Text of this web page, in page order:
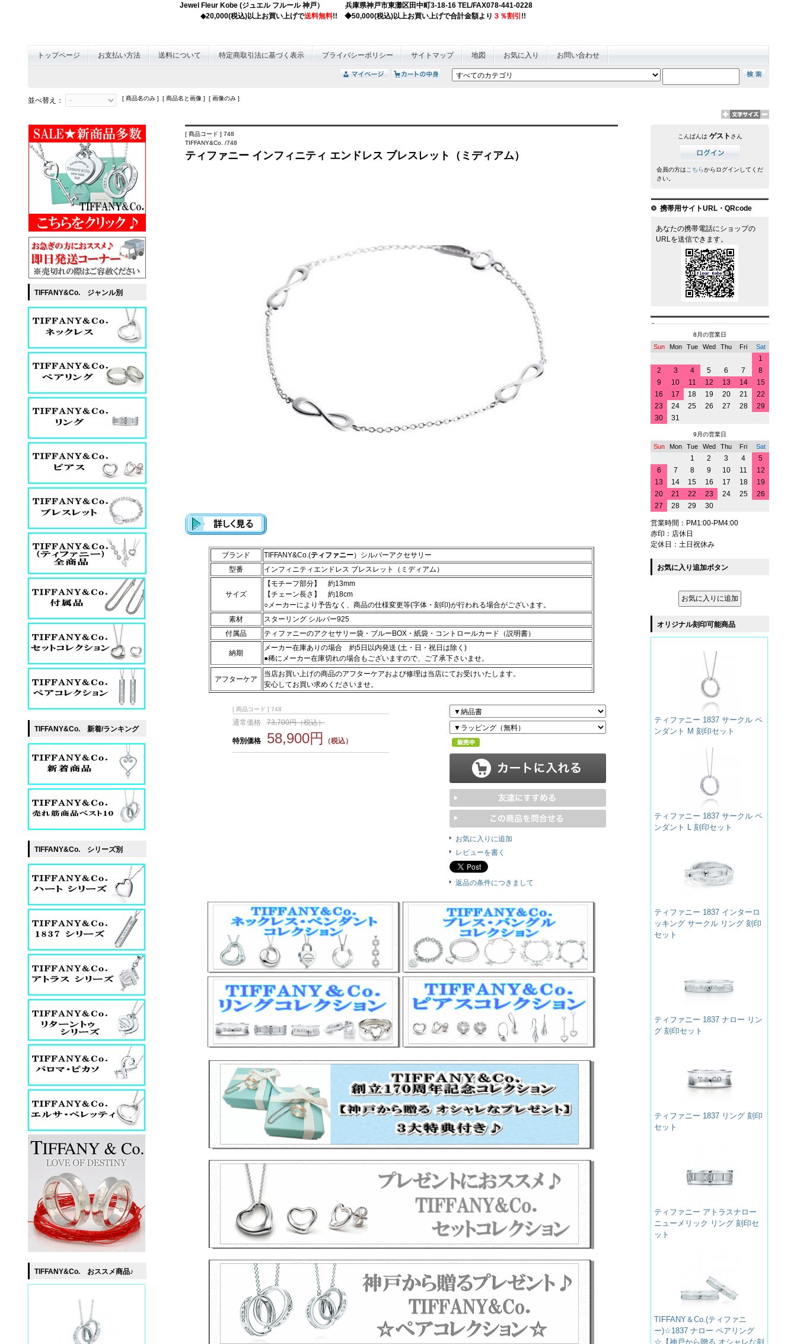
Jewel Fleur Kobe (ジュエル フルール 神戸） 兵庫県神戸市東灘区田中町3-18-16 TEL/FAX078-441-0228
◆20,000(税込)以上お買い上げで送料無料!! ◆50,000(税込)以上お買い上げで合計金額より ３％割引 !!
トップページ お支払い方法 送料について 特定商取引法に基づく表示 プライバシーポリシー サイトマップ 地図 お気に入り お問い合わせ
並べ替え： [ 商品名のみ ] [ 商品名と画像 ] [ 画像のみ ]
[ 商品コード ] 748
TIFFANY&Co. /748
ティファニー インフィニティ エンドレス ブレスレット（ミディアム）
ブランド TIFFANY&Co.(ティファニー）シルバーアクセサリー
型番
インフィニティエンドレス ブレスレット（ミディアム）
サイズ
【モチーフ部分】 約13mm
【チェーン長さ】 約18cm
○メーカーにより予告なく、商品の仕様変更等(字体・刻印)が行われる場合がございます。
素材
スターリング シルバー925
付属品
ティファニーのアクセサリー袋・ブルーBOX・紙袋・コントロールカード（説明書）
納期
メーカー在庫ありの場合 約5日以内発送 (土・日・祝日は除く)
●稀にメーカー在庫切れの場合もございますので、ご了承下さいませ。
アフターケア
当店お買い上げの商品のアフターケアおよび修理は当店にてお受けいたします。
安心してお買い求めくださいませ。
[ 商品コード ] 748
通常価格 73,700円（税込）
特別価格 58,900円 （税込）
お気に入りに追加
レビューを書く
返品の条件につきまして
TIFFANY&Co. ジャンル別
TIFFANY&Co. 新着/ランキング
TIFFANY&Co. シリーズ別
TIFFANY&Co. おススメ商品♪
こんばんは ゲスト さん
会員の方はこちらからログインしてくだ
さい。
携帯用サイトURL・QRcode
あなたの携帯電話にショップの
URLを送信できます。
8月の営業日
Sun Mon Tue Wed Thu Fri Sat
1
2
3 4 5 6 7
8
9
10 11 12 13 14
15
16
17 18 19 20 21
22
23
24 25 26 27 28
29
30
31
9月の営業日
Sun Mon Tue Wed Thu Fri Sat
1 2 3 4
5
6
7 8 9 10 11
12
13
14 15 16 17 18
19
20
21 22 23 24 25
26
27
28 29 30
営業時間：PM1:00-PM4:00
赤印：店休日
定休日：土日祝休み
お気に入り追加ボタン
オリジナル刻印可能商品
ティファニー 1837 サークル ペ
ンダント M 刻印セット
ティファニー 1837 サークル ペ
ンダント L 刻印セット
ティファニー 1837 インターロ
ッキング サークル リング 刻印
セット
ティファニー 1837 ナロー リン
グ 刻印セット
ティファニー 1837 リング 刻印
セット
ティファニー アトラスナロー
ニューメリック リング 刻印セ
ット
TIFFANY＆Co.(ティファニ
ー)☆1837 ナロー ペアリング
☆【神戸から贈る オシャレな刻